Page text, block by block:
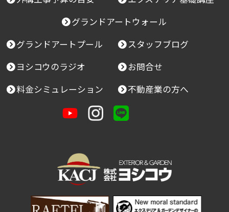
グランドアートウォール
グランドアートプール
スタッフブログ
ヨシコウのラジオ
お問合せ
料金シミュレーション
不動産業の方へ